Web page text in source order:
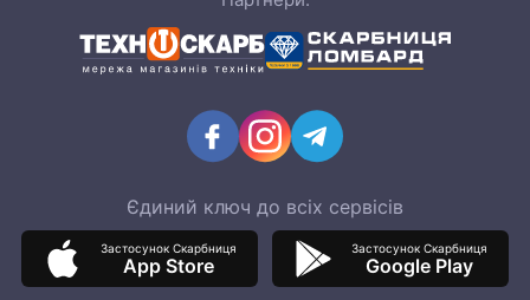
Єдиний ключ до всіх сервісів
Застосунок Скарбниця
App Store
Застосунок Скарбниця
Google Play